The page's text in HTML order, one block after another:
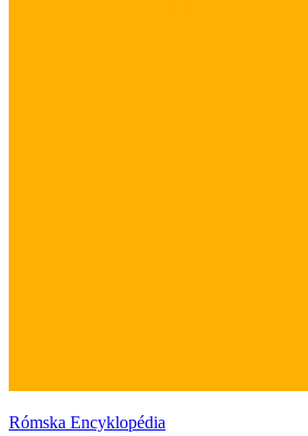
Rómska Encyklopédia